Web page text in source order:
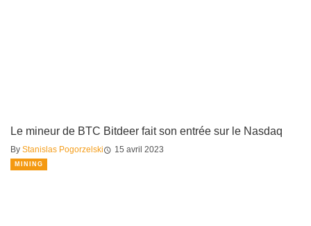
Le mineur de BTC Bitdeer fait son entrée sur le Nasdaq
By Stanislas Pogorzelski 15 avril 2023
MINING